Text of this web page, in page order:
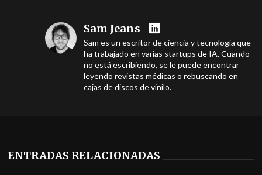
Sam Jeans
Sam es un escritor de ciencia y tecnología que
ha trabajado en varias startups de IA. Cuando
no está escribiendo, se le puede encontrar
leyendo revistas médicas o rebuscando en
cajas de discos de vinilo.
ENTRADAS RELACIONADAS